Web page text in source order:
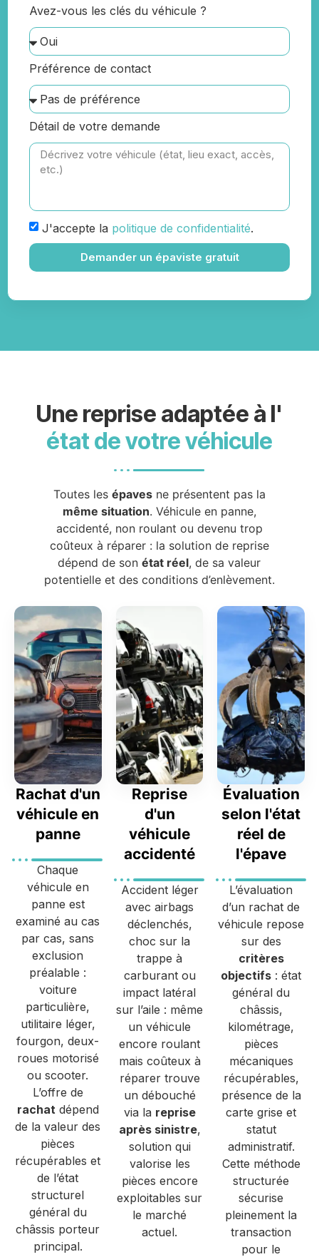
Avez-vous les clés du véhicule ?
Préférence de contact
Détail de votre demande
J'accepte la politique de confidentialité.
Demander un épaviste gratuit
Une reprise adaptée à l'
état de votre véhicule
Toutes les épavesne présentent pas la
même situation. Véhicule en panne,
accidenté, non roulant ou devenu trop
coûteux à réparer : la solution de reprise
dépend de sonétat réel, de sa valeur
potentielle et des conditions d’enlèvement.
Rachat d'un
véhicule en
panne
Chaque
véhicule en
panne est
examiné au cas
par cas, sans
exclusion
préalable :
voiture
particulière,
utilitaire léger,
fourgon, deux-
roues motorisé
ou scooter.
L’offre de
rachat dépend
de la valeur des
pièces
récupérables et
de l’état
structurel
général du
châssis porteur
principal.
Reprise
d'un
véhicule
accidenté
Accident léger
avec airbags
déclenchés,
choc sur la
trappe à
carburant ou
impact latéral
sur l’aile : même
un véhicule
encore roulant
mais coûteux à
réparer trouve
un débouché
via la reprise
après sinistre,
solution qui
valorise les
pièces encore
exploitables sur
le marché
actuel.
Évaluation
selon l'état
réel de
l'épave
L’évaluation
d’un rachat de
véhicule repose
sur des
critères
objectifs : état
général du
châssis,
kilométrage,
pièces
mécaniques
récupérables,
présence de la
carte grise et
statut
administratif.
Cette méthode
structurée
sécurise
pleinement la
transaction
pour le